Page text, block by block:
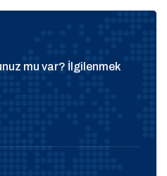
mu var? İlgilenmek